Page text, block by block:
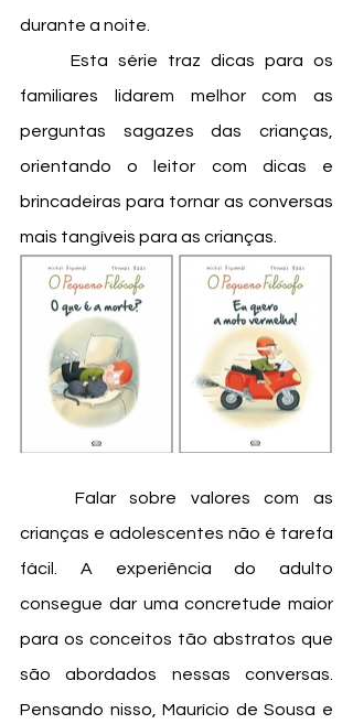
durante a noite.
familiares lidarem melhor com as
perguntas sagazes das crianças,
orientando o leitor com dicas e
brincadeiras para tornar as conversas
mais tangíveis para as crianças.
crianças e adolescentes não é tarefa
fácil. A experiência do adulto
consegue dar uma concretude maior
para os conceitos tão abstratos que
são abordados nessas conversas.
Pensando nisso, Maurício de Sousa e